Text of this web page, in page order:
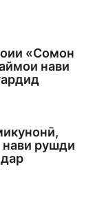
«Сомон
нави
нави рушди